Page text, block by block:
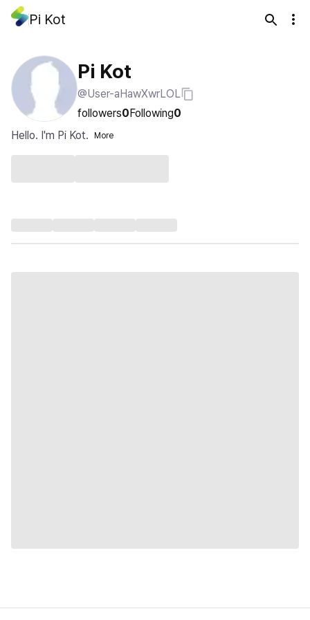
Pi Kot
Pi Kot
@User-aHawXwrLOL
followers0Following0
Hello. I'm Pi Kot.
More